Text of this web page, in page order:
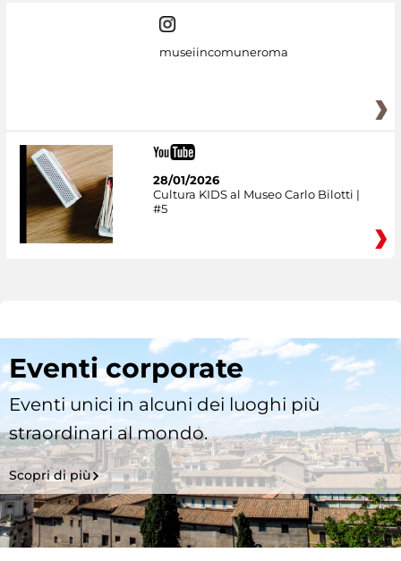
museiincomuneroma
28/01/2026
Cultura KIDS al Museo Carlo Bilotti |
#5
Eventi corporate
Eventi unici in alcuni dei luoghi più
straordinari al mondo.
Scopri di più